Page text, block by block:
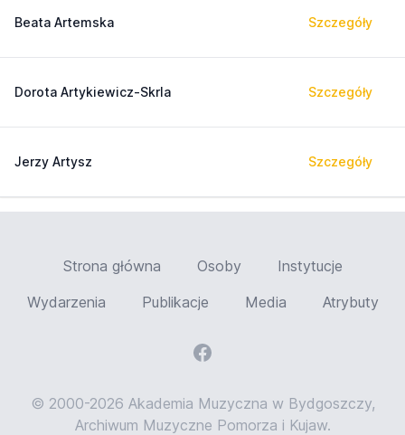
Beata Artemska Szczegóły
Dorota Artykiewicz-Skrla Szczegóły
Jerzy Artysz Szczegóły
Strona główna Osoby
Instytucje
Wydarzenia
Publikacje Media Atrybuty
© 2000-2026 Akademia Muzyczna w Bydgoszczy,
Archiwum Muzyczne Pomorza i Kujaw.